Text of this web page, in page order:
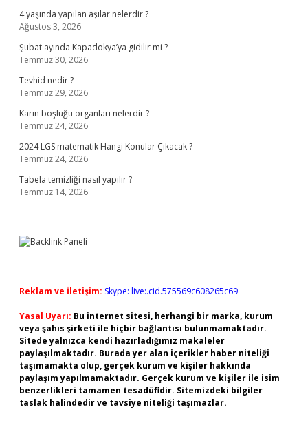
4 yaşında yapılan aşılar nelerdir ?
Ağustos 3, 2026
Şubat ayında Kapadokya’ya gidilir mi ?
Temmuz 30, 2026
Tevhid nedir ?
Temmuz 29, 2026
Karın boşluğu organları nelerdir ?
Temmuz 24, 2026
2024 LGS matematik Hangi Konular Çıkacak ?
Temmuz 24, 2026
Tabela temizliği nasıl yapılır ?
Temmuz 14, 2026
Reklam ve İletişim: Skype: live:.cid.575569c608265c69
Yasal Uyarı: Bu internet sitesi, herhangi bir marka, kurum
veya şahıs şirketi ile hiçbir bağlantısı bulunmamaktadır.
Sitede yalnızca kendi hazırladığımız makaleler
paylaşılmaktadır. Burada yer alan içerikler haber niteliği
taşımamakta olup, gerçek kurum ve kişiler hakkında
paylaşım yapılmamaktadır. Gerçek kurum ve kişiler ile isim
benzerlikleri tamamen tesadüfidir. Sitemizdeki bilgiler
taslak halindedir ve tavsiye niteliği taşımazlar.